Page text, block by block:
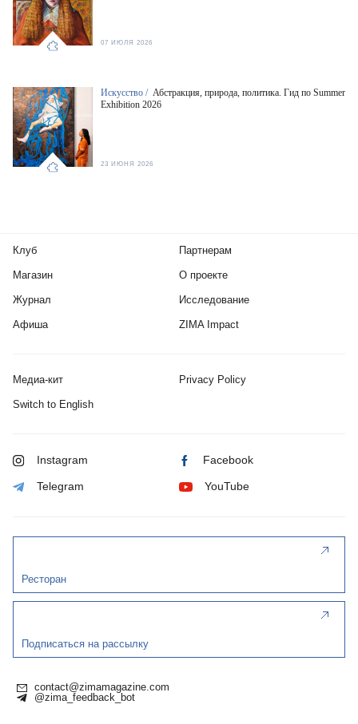
07 ИЮЛЯ 2026
Искусство / Абстракция, природа, политика. Гид по Summer
Exhibition 2026
23 ИЮНЯ 2026
Клуб
Магазин
Журнал
Афиша
Партнерам
О проекте
Исследование
ZIMA Impact
Медиа-кит Privacy Policy
Switch to English
Instagram Facebook
Telegram YouTube
Ресторан
Подписаться на рассылку
contact@zimamagazine.com
@zima_feedback_bot